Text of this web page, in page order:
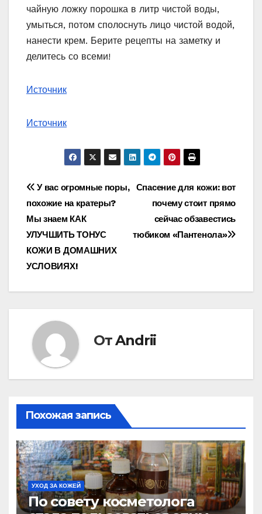
чайную ложку порошка в литр чистой воды,
умыться, потом сполоснуть лицо чистой водой,
нанести крем. Берите рецепты на заметку и
делитесь со всеми!
Источник
Источник
Навигация
по
записям
Спасение для кожи: вот
почему стоит прямо
сейчас обзавестись
тюбиком «Пантенола»
У вас огромные поры,
похожие на кратеры?
Мы знаем КАК
УЛУЧШИТЬ ТОНУС
КОЖИ В ДОМАШНИХ
УСЛОВИЯХ!
ОтAndrii
Похожая запись
УХОД ЗА КОЖЕЙ
По совету косметолога